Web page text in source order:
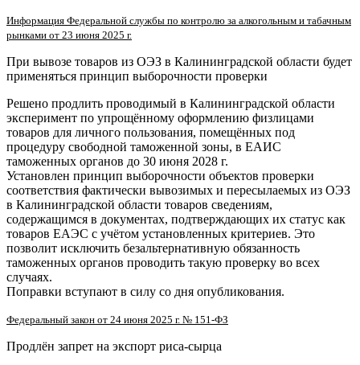
Информация Федеральной службы по контролю за алкогольным и табачным
рынками от 23 июня 2025 г.
При вывозе товаров из ОЭЗ в Калининградской области будет
применяться принцип выборочности проверки
Решено продлить проводимый в Калининградской области
эксперимент по упрощённому оформлению физлицами
товаров для личного пользования, помещённых под
процедуру свободной таможенной зоны, в ЕАИС
таможенных органов до 30 июня 2028 г.
Установлен принцип выборочности объектов проверки
соответствия фактически вывозимых и пересылаемых из ОЭЗ
в Калининградской области товаров сведениям,
содержащимся в документах, подтверждающих их статус как
товаров ЕАЭС с учётом установленных критериев. Это
позволит исключить безальтернативную обязанность
таможенных органов проводить такую проверку во всех
случаях.
Поправки вступают в силу со дня опубликования.
Федеральный закон от 24 июня 2025 г. № 151-ФЗ
Продлён запрет на экспорт риса-сырца